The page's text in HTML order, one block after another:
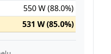
550 W (88.0%)
531 W (85.0%)